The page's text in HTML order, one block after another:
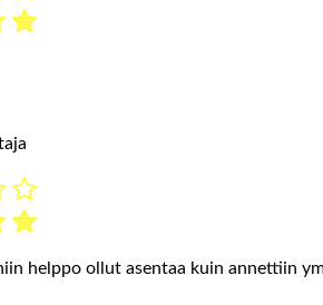
helppo ollut asentaa kuin annettiin